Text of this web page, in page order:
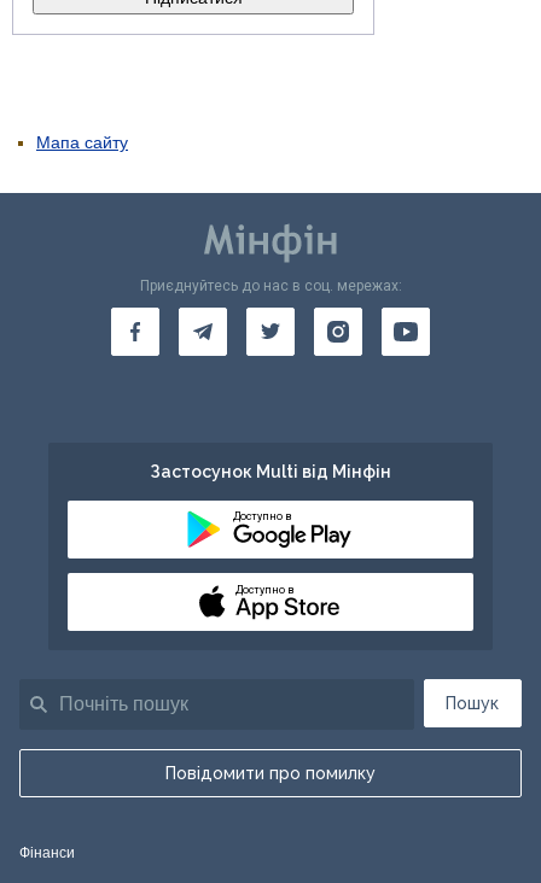
Мапа сайту
Пошук
Повідомити про помилку
Приєднуйтесь до нас в соц. мережах:
Застосунок Multi від Мінфін
Доступно в
Доступно в
Фінанси